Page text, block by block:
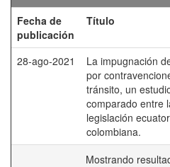
Fecha de
publicación
Título
28-ago-2021
La impugnación
por
tránsito, un
comparado entre
legislación
colombiana.
Mostrando